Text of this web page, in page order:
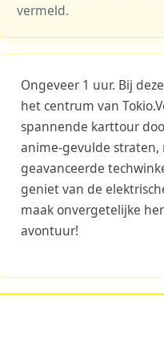
vermeld.
Ongeveer 1 uur. Bij
het centrum van
spannende karttour
anime-gevulde straten,
geavanceerde
geniet van de
maak onvergetelijke
avontuur!